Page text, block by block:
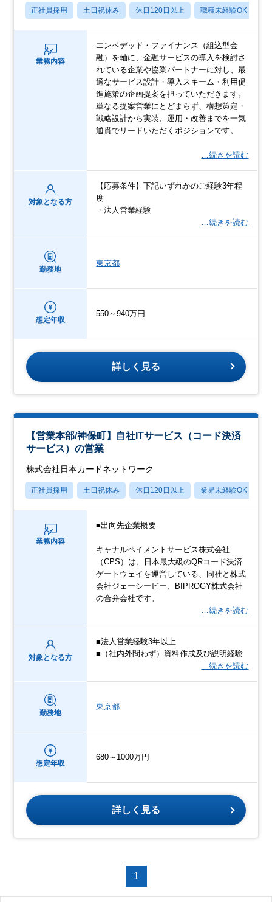
正社員採用 土日祝休み 休日120日以上 職種未経験OK
業務内容
エンベデッド・ファイナンス（組込型金
融）を軸に、金融サービスの導入を検討さ
れている企業や協業パートナーに対し、最
適なサービス設計・導入スキーム・利用促
進施策の企画提案を担っていただきます。
単なる提案営業にとどまらず、構想策定・
戦略設計から実装、運用・改善までを一気
通貫でリードいただくポジションです。
…続きを読む
対象となる方
【応募条件】下記いずれかのご経験3年程
度
・法人営業経験
…続きを読む
勤務地
東京都
想定年収
550～940万円
詳しく見る
【営業本部/神保町】自社ITサービス（コード決済
サービス）の営業
株式会社日本カードネットワーク
正社員採用 土日祝休み 休日120日以上 業界未経験OK
業務内容
■出向先企業概要
キャナルペイメントサービス株式会社
（CPS）は、日本最大級のQRコード決済
ゲートウェイを運営している、同社と株式
会社ジェーシービー、BIPROGY株式会社
の合弁会社です。
…続きを読む
対象となる方
■法人営業経験3年以上
■（社内外問わず）資料作成及び説明経験
…続きを読む
勤務地
東京都
想定年収
680～1000万円
詳しく見る
1